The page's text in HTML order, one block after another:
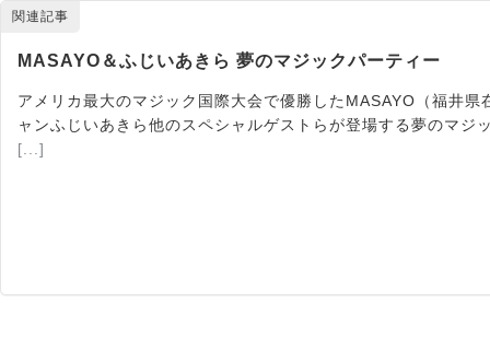
関連記事
MASAYO＆ふじいあきら 夢のマジックパーティー
アメリカ最大のマジック国際大会で優勝したMASAYO（福井
ャンふじいあきら他のスペシャルゲストらが登場する夢のマ
[...]